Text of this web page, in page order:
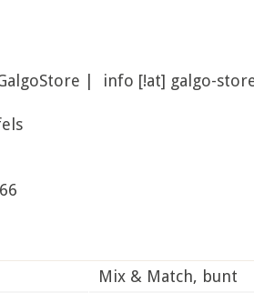
| info [!at] galgo-
Mix & Match, bunt